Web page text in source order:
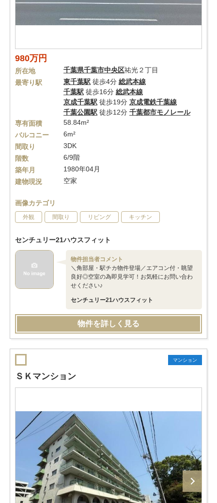
980万円
所在地 千葉県千葉市中央区祐光２丁目
最寄り駅
東千葉駅 徒歩4分 総武本線
千葉駅 徒歩16分 総武本線
京成千葉駅 徒歩19分 京成電鉄千葉線
千葉公園駅 徒歩12分 千葉都市モノレール
専有面積
58.84m²
バルコニー
6m²
間取り
3DK
階数
6/9階
築年月
1980年04月
建物現況
空家
画像カテゴリ
外観 間取り リビング キッチン
センチュリー21ハウスフィット
物件担当者コメント
＼角部屋・駅チカ物件登場／エアコン付・眺望
良好◎空室の為即見学可！お気軽にお問い合わ
せください♪
センチュリー21ハウスフィット
物件を詳しく見る
マンション
ＳＫマンション